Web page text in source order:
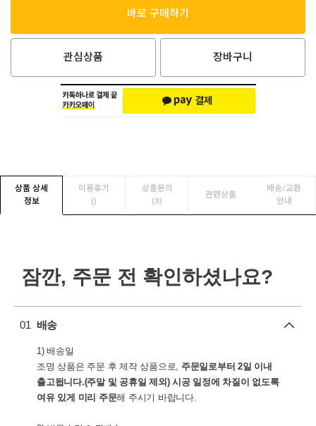
바로 구매하기
관심상품 장바구니
상품 상세
정보
이용후기
()
상품문의
(3)
관련상품
배송/교환
안내
잠깐, 주문 전 확인하셨나요?
01 배송
1) 배송일
조명 상품은 주문 후 제작 상품으로, 주문일로부터 2일 이내
출고됩니다.(주말 및 공휴일 제외) 시공 일정에 차질이 없도록
여유 있게 미리 주문해 주시기 바랍니다.